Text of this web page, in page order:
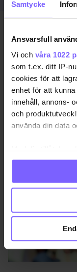
Samtycke
Ansvarsfull
Vi och våra 1022
som t.ex. ditt IP-
cookies för att
enhet för att
innehåll, annons-
och
använda din data
Med din tillåtelse
Samla in
som kan ha
Identifiera
för specifika
Ta reda på mer
Du kan ändra
helst från cookie-
DELA DEN HÄR